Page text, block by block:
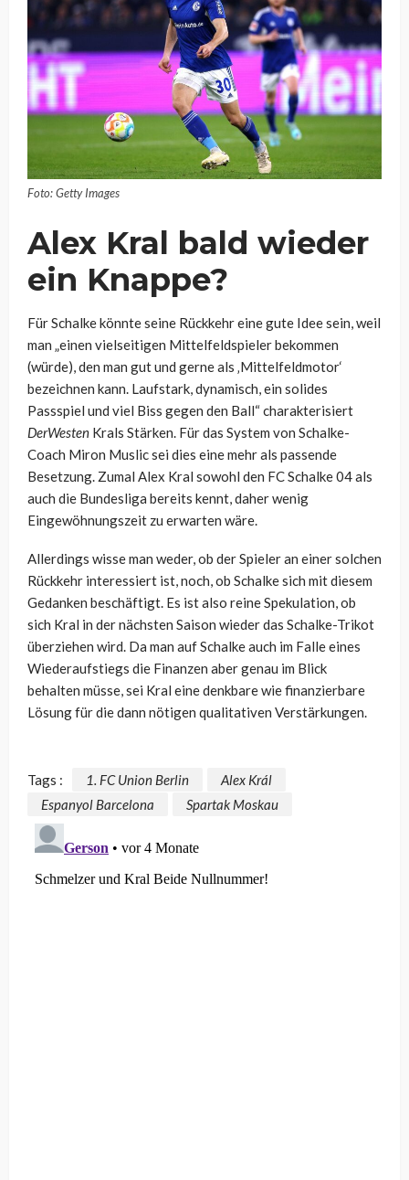
Foto: Getty Images
Alex Kral bald wieder
ein Knappe?
Für Schalke könnte seine Rückkehr eine gute Idee sein, weil
man „einen vielseitigen Mittelfeldspieler bekommen
(würde), den man gut und gerne als ‚Mittelfeldmotor‘
bezeichnen kann. Laufstark, dynamisch, ein solides
Passspiel und viel Biss gegen den Ball“ charakterisiert
DerWesten Krals Stärken. Für das System von Schalke-
Coach Miron Muslic sei dies eine mehr als passende
Besetzung. Zumal Alex Kral sowohl den FC Schalke 04 als
auch die Bundesliga bereits kennt, daher wenig
Eingewöhnungszeit zu erwarten wäre.
Allerdings wisse man weder, ob der Spieler an einer solchen
Rückkehr interessiert ist, noch, ob Schalke sich mit diesem
Gedanken beschäftigt. Es ist also reine Spekulation, ob
sich Kral in der nächsten Saison wieder das Schalke-Trikot
überziehen wird. Da man auf Schalke auch im Falle eines
Wiederaufstiegs die Finanzen aber genau im Blick
behalten müsse, sei Kral eine denkbare wie finanzierbare
Lösung für die dann nötigen qualitativen Verstärkungen.
Tags : 1. FC Union Berlin
Alex Král
Espanyol Barcelona
Spartak Moskau